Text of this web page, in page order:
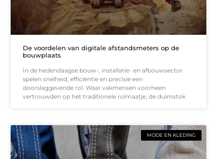
De voordelen van digitale afstandsmeters op de
bouwplaats
In de hedendaagse bouw-, installatie- en afbouwsector
spelen snelheid, efficiëntie en precisie een
doorslaggevende rol. Waar vakmensen voorheen
vertrouwden op het traditionele rolmaatje, de duimstok
MODE EN KLEDING